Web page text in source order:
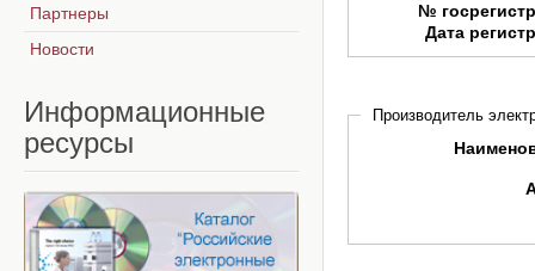
№
Дата
Производитель
Партнеры
Новости
Информационные
ресурсы